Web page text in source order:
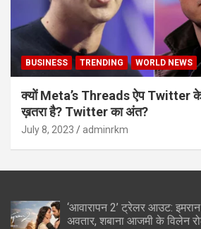
BUSINESS TRENDING WORLD NEWS
क्यों Meta’s Threads ऐप Twitter
ख़तरा है? Twitter का अंत?
July 8, 2023 adminrkm
‘आवारापन 2’ ट्रेलर आउट:
अवतार, शबाना आजमी के विलेन